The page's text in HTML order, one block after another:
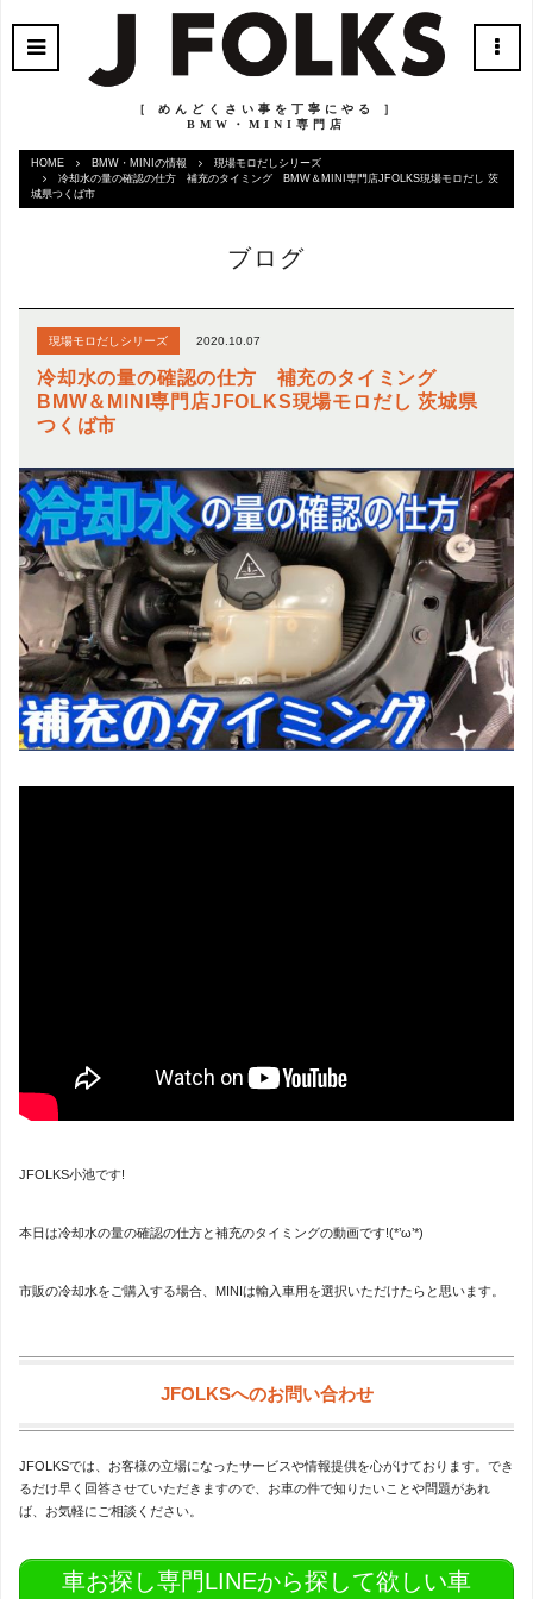
［ めんどくさい事を丁寧にやる ］
BMW・MINI専門店
HOME BMW・MINIの情報
現場モロだしシリーズ
冷却水の量の確認の仕方 補充のタイミング BMW＆MINI専門店JFOLKS現場モロだし 茨
城県つくば市
ブログ
現場モロだしシリーズ 2020.10.07
冷却水の量の確認の仕方 補充のタイミング
BMW＆MINI専門店JFOLKS現場モロだし 茨城県
つくば市
JFOLKS小池です!
本日は冷却水の量の確認の仕方と補充のタイミングの動画です!(*’ω’*)
市販の冷却水をご購入する場合、MINIは輸入車用を選択いただけたらと思います。
JFOLKSへのお問い合わせ
JFOLKSでは、お客様の立場になったサービスや情報提供を心がけております。でき
るだけ早く回答させていただきますので、お車の件で知りたいことや問題があれ
ば、お気軽にご相談ください。
車お探し専門LINEから探して欲しい車